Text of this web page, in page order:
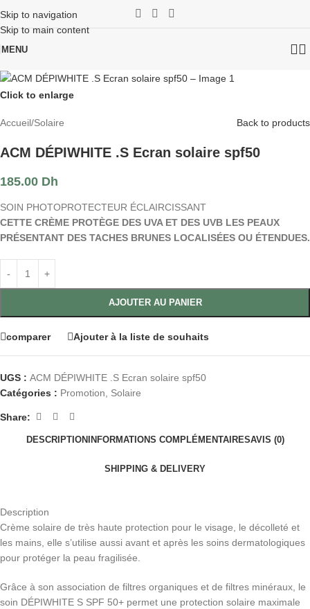
Skip to navigation
Skip to main content
MENU
Click to enlarge
Accueil/Solaire Back to products
ACM DÉPIWHITE .S Ecran solaire spf50
185.00 Dh
SOIN PHOTOPROTECTEUR ÉCLAIRCISSANT
CETTE CRÈME PROTÈGE DES UVA ET DES UVB LES PEAUX
PRÉSENTANT DES TACHES BRUNES LOCALISÉES OU ÉTENDUES.
AJOUTER AU PANIER
comparer Ajouter à la liste de souhaits
UGS : ACM DÉPIWHITE .S Ecran solaire spf50
Catégories : Promotion, Solaire
Share:
DESCRIPTION INFORMATIONS COMPLÉMENTAIRESAVIS (0)
SHIPPING & DELIVERY
Description
Crème solaire de très haute protection pour le visage, le décolleté et
les mains, elle s’utilise aussi avant et après les soins dermatologiques
pour protéger la peau fragilisée.
Grâce à son association de filtres organiques et de filtres minéraux, le
soin DÉPIWHITE S SPF 50+ permet une protection solaire maximale